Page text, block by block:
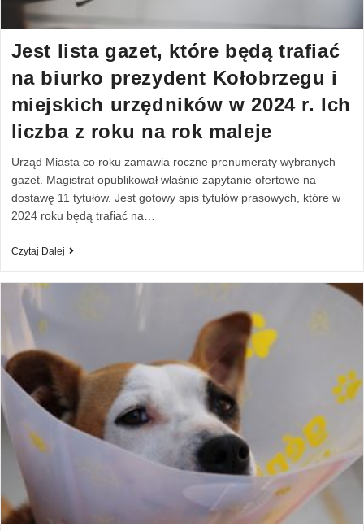
Jest lista gazet, które będą trafiać
na biurko prezydent Kołobrzegu i
miejskich urzędników w 2024 r. Ich
liczba z roku na rok maleje
Urząd Miasta co roku zamawia roczne prenumeraty wybranych
gazet. Magistrat opublikował właśnie zapytanie ofertowe na
dostawę 11 tytułów. Jest gotowy spis tytułów prasowych, które w
2024 roku będą trafiać na…
Czytaj Dalej